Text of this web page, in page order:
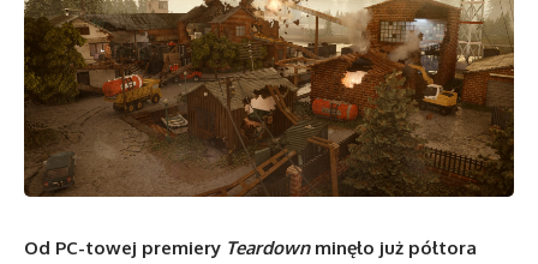
Od PC-towej premiery Teardownminęło już półtora